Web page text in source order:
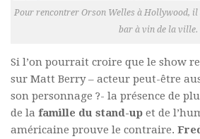
Pour rencontrer Orson Welles à Hollywood, il
bar à vin de la ville.
Si l’on pourrait croire que le show
sur Matt Berry – acteur peut-être
son personnage ?- la présence de
de la famille du stand-up et de
américaine prouve le contraire.